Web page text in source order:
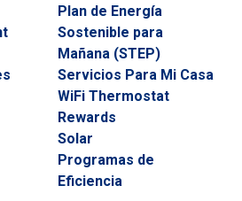
Plan de Energía
Sostenible para
Mañana (STEP)
Servicios Para Mi Casa
WiFi Thermostat
Rewards
Solar
Programas de
Eficiencia